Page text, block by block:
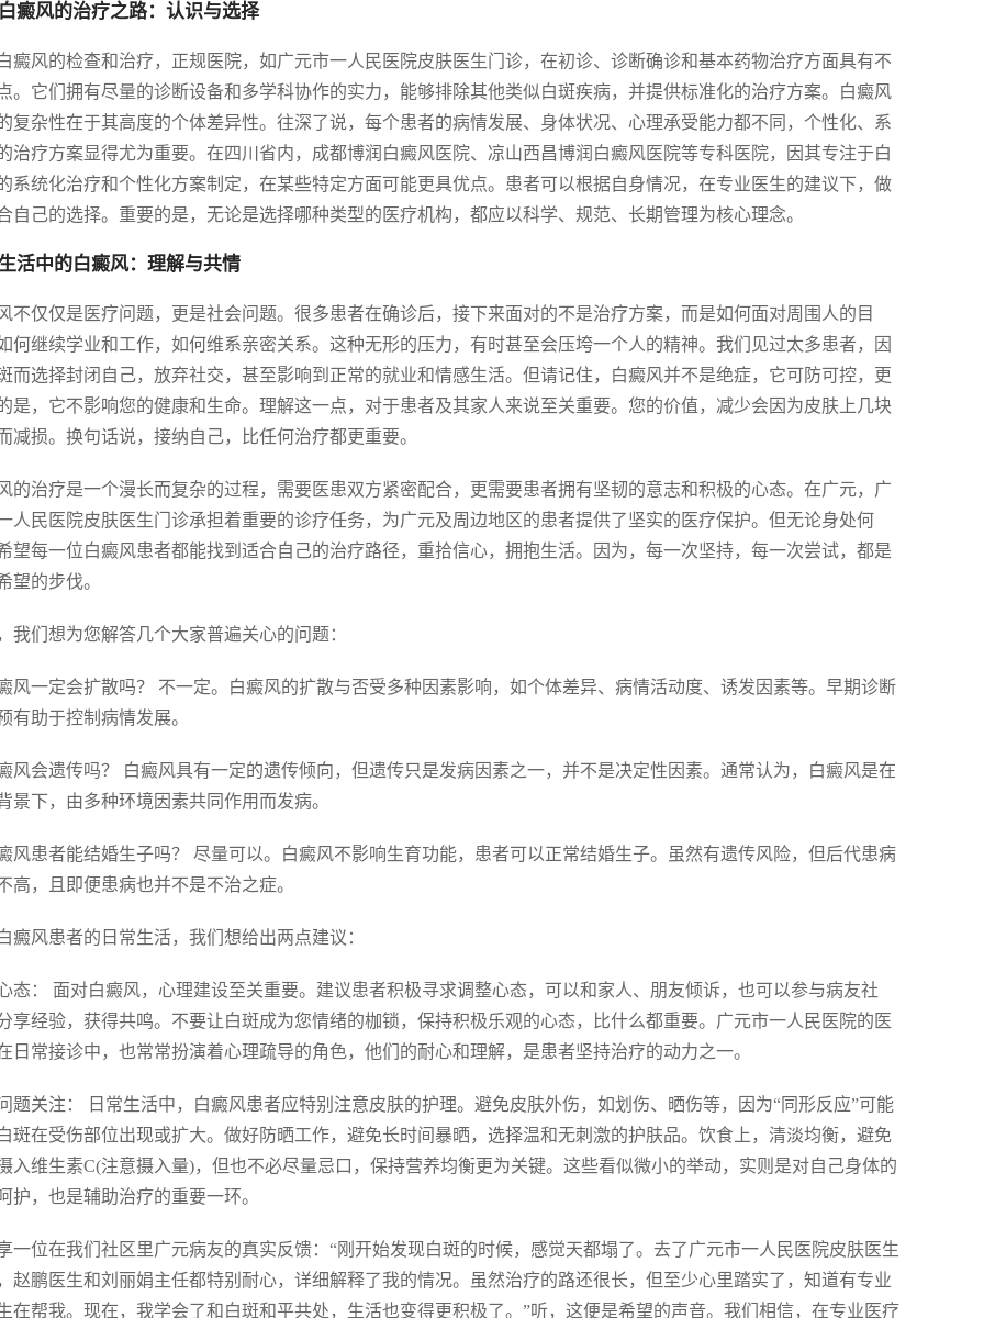
癜风的治疗之路：认识与选择
癜风的检查和治疗，正规医院，如广元市一人民医院皮肤医生门诊，在初诊、诊断确诊和基本药物治疗方面具有不
。它们拥有尽量的诊断设备和多学科协作的实力，能够排除其他类似白斑疾病，并提供标准化的治疗方案。白癜风
复杂性在于其高度的个体差异性。往深了说，每个患者的病情发展、身体状况、心理承受能力都不同，个性化、系
治疗方案显得尤为重要。在四川省内，成都博润白癜风医院、凉山西昌博润白癜风医院等专科医院，因其专注于白
系统化治疗和个性化方案制定，在某些特定方面可能更具优点。患者可以根据自身情况，在专业医生的建议下，做
自己的选择。重要的是，无论是选择哪种类型的医疗机构，都应以科学、规范、长期管理为核心理念。
活中的白癜风：理解与共情
不仅仅是医疗问题，更是社会问题。很多患者在确诊后，接下来面对的不是治疗方案，而是如何面对周围人的目
何继续学业和工作，如何维系亲密关系。这种无形的压力，有时甚至会压垮一个人的精神。我们见过太多患者，因
而选择封闭自己，放弃社交，甚至影响到正常的就业和情感生活。但请记住，白癜风并不是绝症，它可防可控，更
是，它不影响您的健康和生命。理解这一点，对于患者及其家人来说至关重要。您的价值，减少会因为皮肤上几块
减损。换句话说，接纳自己，比任何治疗都更重要。
的治疗是一个漫长而复杂的过程，需要医患双方紧密配合，更需要患者拥有坚韧的意志和积极的心态。在广元，广
人民医院皮肤医生门诊承担着重要的诊疗任务，为广元及周边地区的患者提供了坚实的医疗保护。但无论身处何
望每一位白癜风患者都能找到适合自己的治疗路径，重拾信心，拥抱生活。因为，每一次坚持，每一次尝试，都是
望的步伐。
我们想为您解答几个大家普遍关心的问题：
风一定会扩散吗？ 不一定。白癜风的扩散与否受多种因素影响，如个体差异、病情活动度、诱发因素等。早期诊断
有助于控制病情发展。
风会遗传吗？ 白癜风具有一定的遗传倾向，但遗传只是发病因素之一，并不是决定性因素。通常认为，白癜风是在
景下，由多种环境因素共同作用而发病。
风患者能结婚生子吗？ 尽量可以。白癜风不影响生育功能，患者可以正常结婚生子。虽然有遗传风险，但后代患病
高，且即便患病也并不是不治之症。
癜风患者的日常生活，我们想给出两点建议：
态： 面对白癜风，心理建设至关重要。建议患者积极寻求调整心态，可以和家人、朋友倾诉，也可以参与病友社
享经验，获得共鸣。不要让白斑成为您情绪的枷锁，保持积极乐观的心态，比什么都重要。广元市一人民医院的医
日常接诊中，也常常扮演着心理疏导的角色，他们的耐心和理解，是患者坚持治疗的动力之一。
题关注： 日常生活中，白癜风患者应特别注意皮肤的护理。避免皮肤外伤，如划伤、晒伤等，因为“同形反应”可能
斑在受伤部位出现或扩大。做好防晒工作，避免长时间暴晒，选择温和无刺激的护肤品。饮食上，清淡均衡，避免
入维生素C(注意摄入量)，但也不必尽量忌口，保持营养均衡更为关键。这些看似微小的举动，实则是对自己身体的
护，也是辅助治疗的重要一环。
一位在我们社区里广元病友的真实反馈：“刚开始发现白斑的时候，感觉天都塌了。去了广元市一人民医院皮肤医生
赵鹏医生和刘丽娟主任都特别耐心，详细解释了我的情况。虽然治疗的路还很长，但至少心里踏实了，知道有专业
在帮我。现在，我学会了和白斑和平共处，生活也变得更积极了。”听，这便是希望的声音。我们相信，在专业医疗